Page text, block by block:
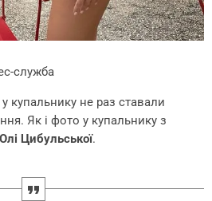
служба
купальнику не раз ставали
Як і фото у купальнику з
Олі Цибульської.